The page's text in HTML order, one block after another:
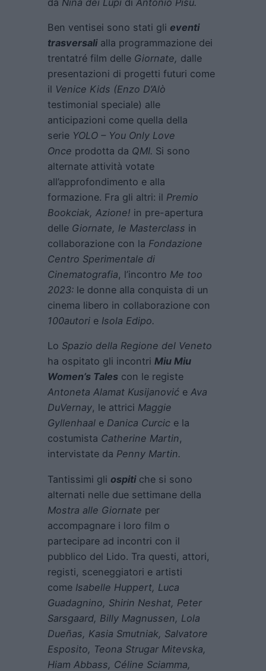
Ben ventisei sono stati gli eventi
trasversalialla programmazione dei
trentatré film delle Giornate, dalle
presentazioni di progetti futuri come
il Venice Kids (Enzo D’Alò
testimonial speciale) alle
anticipazioni come quella della
serie YOLO – You Only Love
Once prodotta da QMI. Si sono
alternate attività votate
all’approfondimento e alla
formazione. Fra gli altri: il Premio
Bookciak, Azione! in pre-apertura
delle Giornate, le Masterclass in
collaborazione con la Fondazione
Centro Sperimentale di
Cinematografia, l’incontro Me too
2023: le donne alla conquista di un
cinema libero in collaborazione con
100autori e Isola Edipo.
Lo Spazio della Regione del Veneto
ha ospitato gli incontri Miu Miu
Women’s Tales con le registe
Antoneta Alamat Kusijanović e Ava
DuVernay, le attrici Maggie
Gyllenhaal e Danica Curcic e la
costumista Catherine Martin,
intervistate da Penny Martin.
Tantissimi gli ospitiche si sono
alternati nelle due settimane della
Mostra alle Giornate per
accompagnare i loro film o
partecipare ad incontri con il
pubblico del Lido. Tra questi, attori,
registi, sceneggiatori e artisti
come Isabelle Huppert, Luca
Guadagnino, Shirin Neshat, Peter
Sarsgaard, Billy Magnussen, Lola
Dueñas, Kasia Smutniak, Salvatore
Esposito, Teona Strugar Mitevska,
Hiam Abbass, Céline Sciamma,